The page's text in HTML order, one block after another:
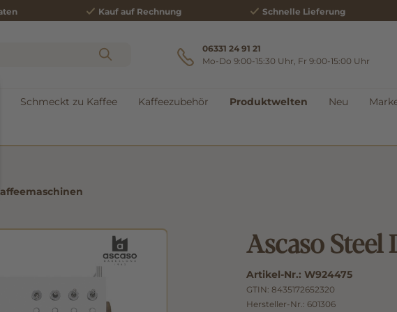
Kauf auf Rechnung Schnelle Lieferung
06331 24 91 21
Mo-Do 9:00-15:30 Uhr, Fr 9:00-15:00 Uhr
Schmeckt zu Kaffee Kaffeezubehör Produktwelten Neu
Ascaso Steel
Artikel-Nr.: W924475
GTIN: 8435172652320
Hersteller-Nr.: 601306